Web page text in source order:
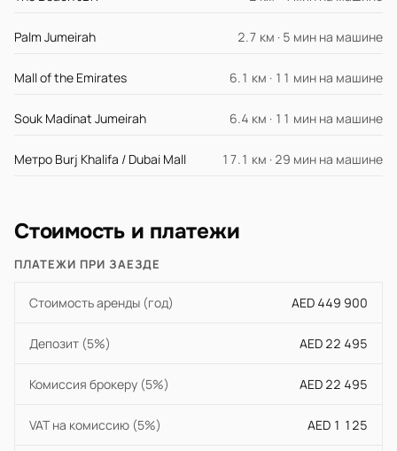
Palm Jumeirah 2.7 км · 5 мин на машине
Mall of the Emirates 6.1 км · 11 мин на машине
Souk Madinat Jumeirah 6.4 км · 11 мин на машине
Метро Burj Khalifa / Dubai Mall 17.1 км · 29 мин на машине
Стоимость и платежи
ПЛАТЕЖИ ПРИ ЗАЕЗДЕ
Стоимость аренды (год) AED 449 900
Депозит (5%) AED 22 495
Комиссия брокеру (5%) AED 22 495
VAT на комиссию (5%) AED 1 125